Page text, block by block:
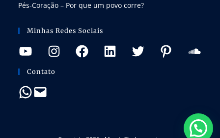
Pés-Coração – Por que um povo corre?
Minhas Redes Sociais
Contato